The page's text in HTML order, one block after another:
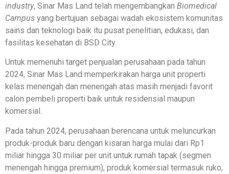
industry, Sinar Mas Land telah mengembangkan Biomedical
Campus yang bertujuan sebagai wadah ekosistem komunitas
sains dan teknologi baik itu pusat penelitian, edukasi, dan
fasilitas kesehatan di BSD City.
Untuk memenuhi target penjualan perusahaan pada tahun
2024, Sinar Mas Land memperkirakan harga unit properti
kelas menengah dan menengah atas masih menjadi favorit
calon pembeli properti baik untuk residensial maupun
komersial.
Pada tahun 2024, perusahaan berencana untuk meluncurkan
produk-produk baru dengan kisaran harga mulai dari Rp1
miliar hingga 30 miliar per unit untuk rumah tapak (segmen
menengah hingga premium), produk komersial termasuk ruko,